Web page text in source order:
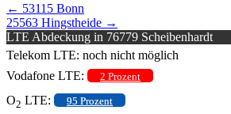
← 53115 Bonn
25563 Hingstheide →
LTE Abdeckung in 76779 Scheibenhardt
Telekom LTE: noch nicht möglich
Vodafone LTE:
2 Prozent
O2 LTE: 95 Prozent